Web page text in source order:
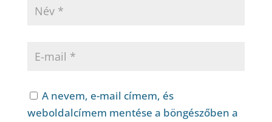
A nevem, e-mail címem, és
weboldalcímem mentése a böngészőben a